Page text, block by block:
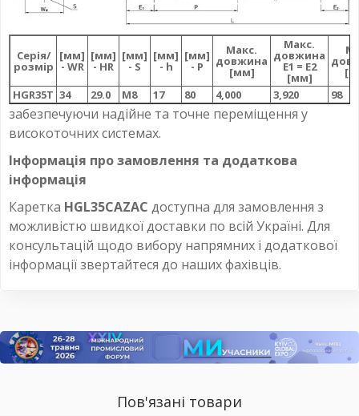
Серія/
розмір
[мм]
- WR
[мм]
- HR
[мм]
- S
[мм]
- h
[мм]
- P
Макс.
довжина
[мм]
Макс.
довжина
E1 = E2
[мм]
HGR35T 34 29.0 M8 17 80 4,000 3,920 98
забезпечуючи надійне та точне переміщення у
високоточних системах.
Інформація про замовлення та додаткова
інформація
Каретка HGL35CAZAC доступна для замовлення з
можливістю швидкої доставки по всій Україні. Для
консультацій щодо вибору напрямних і додаткової
інформації звертайтеся до наших фахівців.
Пов'язані товари